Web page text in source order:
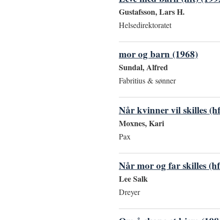
Gustafsson, Lars H.
Helsedirektoratet
mor og barn (1968)
Sundal, Alfred
Fabritius & sønner
Når kvinner vil skilles
Moxnes, Kari
Pax
Når mor og far skilles
Lee Salk
Dreyer